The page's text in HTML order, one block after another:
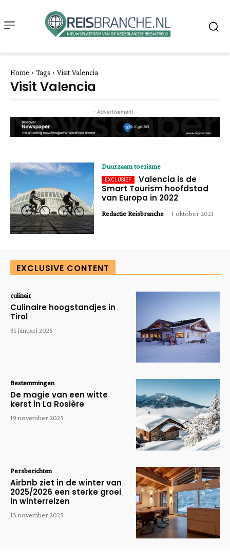
Home Tags Visit Valencia
Visit Valencia
- Advertisement -
Duurzaam toerisme
Valencia is de
Smart Tourism hoofdstad
van Europa in 2022
Redactie Reisbranche - 1 oktober 2021
EXCLUSIVE CONTENT
culinair
Culinaire hoogstandjes in
Tirol
31 januari 2026
Bestemmingen
De magie van een witte
kerst in La Rosière
19 november 2025
Persberichten
Airbnb ziet in de winter van
2025/2026 een sterke groei
in winterreizen
13 november 2025